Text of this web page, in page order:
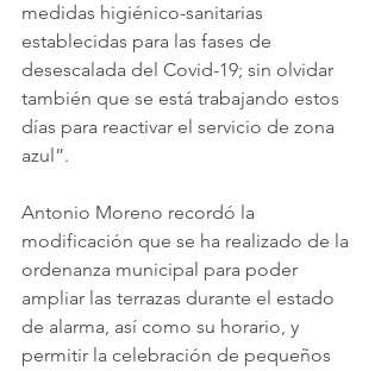
medidas higiénico-sanitarias
establecidas para las fases de
desescalada del Covid-19; sin olvidar
también que se está trabajando estos
días para reactivar el servicio de zona
azul”.
Antonio Moreno recordó la
modificación que se ha realizado de la
ordenanza municipal para poder
ampliar las terrazas durante el estado
de alarma, así como su horario, y
permitir la celebración de pequeños